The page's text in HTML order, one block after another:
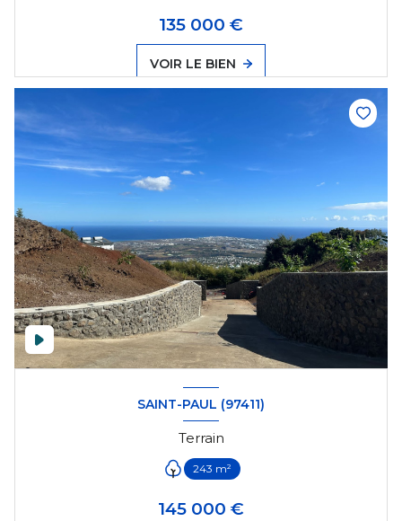
135 000 €
VOIR LE BIEN
SAINT-PAUL (97411)
Terrain
243 m²
145 000 €